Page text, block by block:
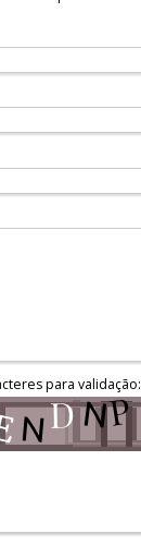
para validação: